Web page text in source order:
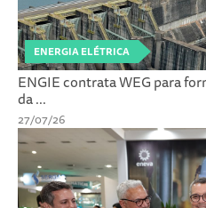
ENERGIA ELÉTRICA
ENGIE contrata WEG para
da ...
27/07/26